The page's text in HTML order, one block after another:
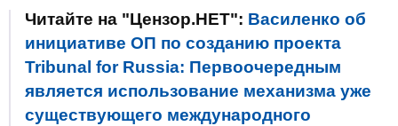
Читайте на "Цензор.НЕТ": Василенко об
инициативе ОП по созданию проекта
Tribunal for Russia: Первоочередным
является использование механизма уже
существующего международного